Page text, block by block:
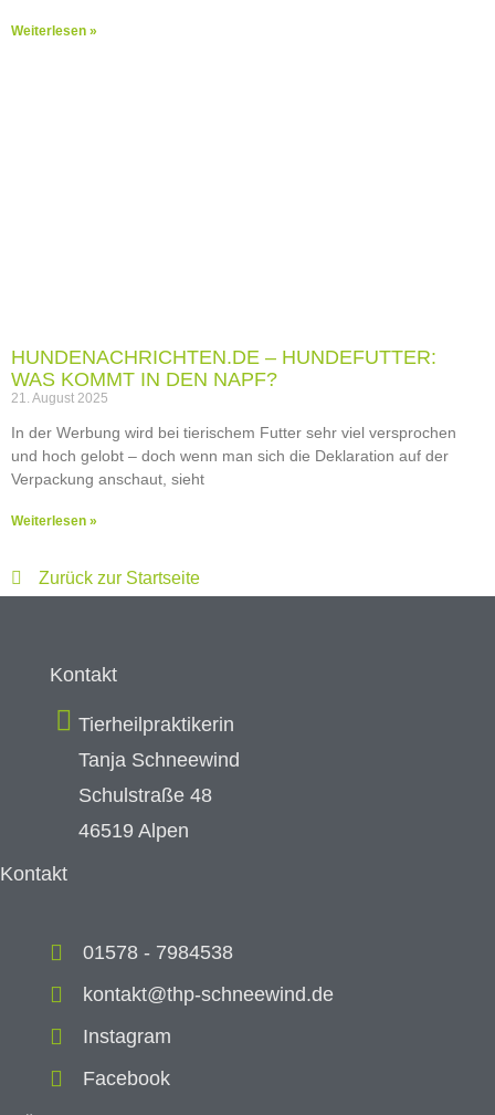
Weiterlesen »
HUNDENACHRICHTEN.DE – HUNDEFUTTER:
WAS KOMMT IN DEN NAPF?
21. August 2025
In der Werbung wird bei tierischem Futter sehr viel versprochen
und hoch gelobt – doch wenn man sich die Deklaration auf der
Verpackung anschaut, sieht
Weiterlesen »
Zurück zur Startseite
Kontakt
Tierheilpraktikerin
Tanja Schneewind
Schulstraße 48
46519 Alpen
Kontakt
01578 - 7984538
kontakt@thp-schneewind.de
Instagram
Facebook